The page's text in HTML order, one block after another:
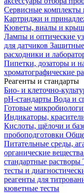
Сервисные комплекты
Картриджи и
Кюветы, виалы и
Лампы и оптические
для датчиков
расходники и
Пипетки, дозаторы и
хроматографические
Реагенты и стандарты
Био- и клеточно-
pH-стандарты Вода и
Готовые
Индикаторы,
Кислоты, щёлочи и
пробоподготовки
Питательные среды,
органические вещества
стандартные растворы
тесты и
реагенты для
кюветные тесты